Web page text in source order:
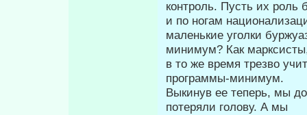
контроль. Пусть их роль
и по ногам
маленькие уголки
минимум? Как
в то же время трезво
программы-минимум.
Выкинув ее теперь, мы
поте­ряли голову. А мы